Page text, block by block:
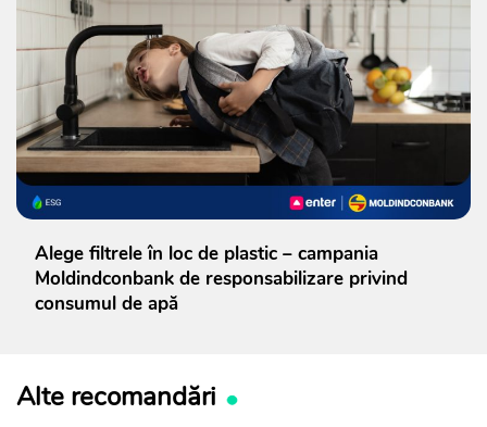
Alege filtrele în loc de plastic – campania
Moldindconbank de responsabilizare privind
consumul de apă
Alte recomandări